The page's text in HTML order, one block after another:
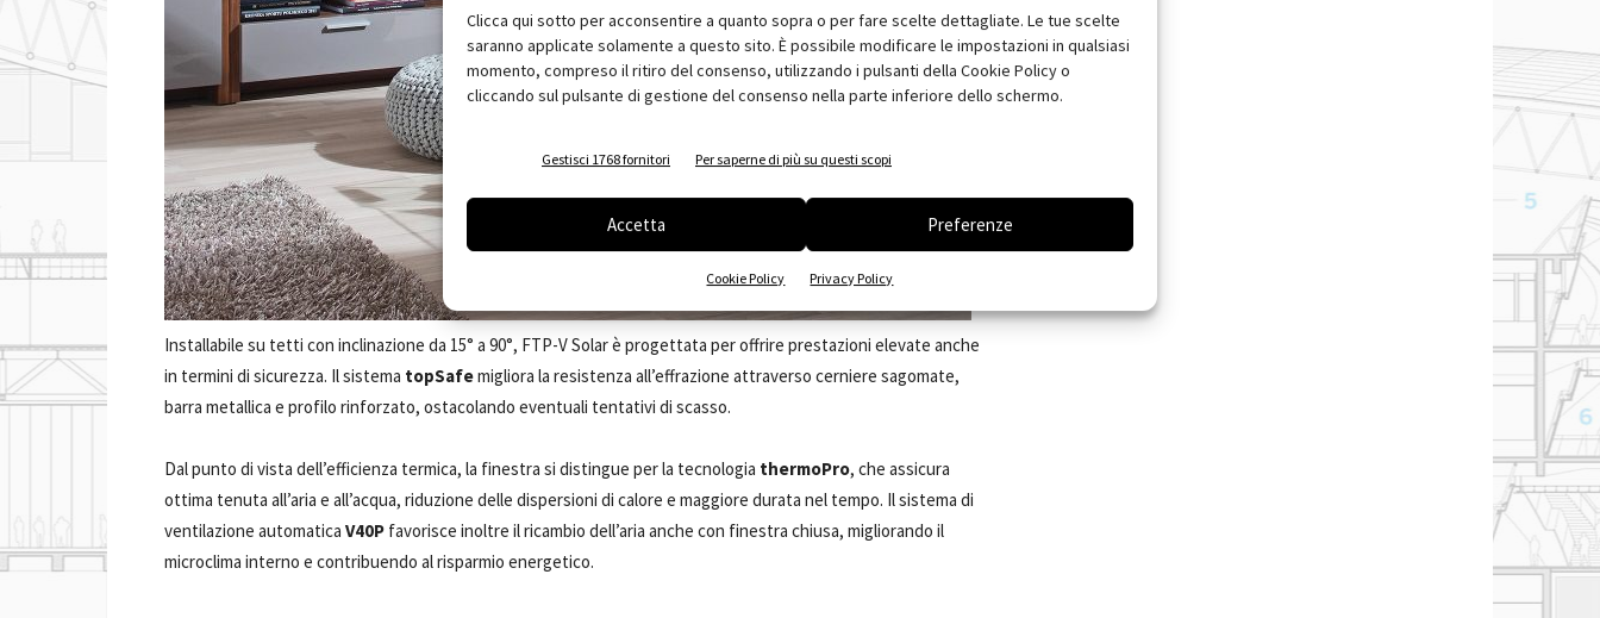
Clicca qui sotto per acconsentire a quanto sopra o per fare scelte dettagliate. Le tue scelte
saranno applicate solamente a questo sito. È possibile modificare le impostazioni in qualsiasi
momento, compreso il ritiro del consenso, utilizzando i pulsanti della Cookie Policy o
cliccando sul pulsante di gestione del consenso nella parte inferiore dello schermo.
Gestisci 1768 fornitori Per saperne di più su questi scopi
Accetta Preferenze
Cookie Policy Privacy Policy
Installabile su tetti con inclinazione da 15° a 90°, FTP-V Solar è progettata per offrire prestazioni elevate anche
in termini di sicurezza. Il sistema topSafemigliora la resistenza all’effrazione attraverso cerniere sagomate,
barra metallica e profilo rinforzato, ostacolando eventuali tentativi di scasso.
Dal punto di vista dell’efficienza termica, la finestra si distingue per la tecnologia thermoPro, che assicura
ottima tenuta all’aria e all’acqua, riduzione delle dispersioni di calore e maggiore durata nel tempo. Il sistema di
ventilazione automatica V40P favorisce inoltre il ricambio dell’aria anche con finestra chiusa, migliorando il
microclima interno e contribuendo al risparmio energetico.